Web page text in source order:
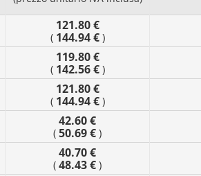
121.80 €
( 144.94 €)
119.80 €
( 142.56 €)
121.80 €
( 144.94 €)
42.60 €
( 50.69 € )
40.70 €
( 48.43 € )